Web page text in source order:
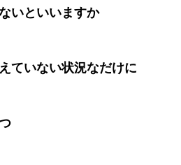
いといいますか
ていない状況なだけに